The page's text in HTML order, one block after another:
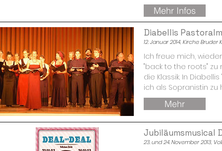
Mehr Infos
Diabellis
12. Januar 2014, Kirche Bruder
Ich freue mich,
"back to the roots"
die Klassik. In
ich als Sopranistin zu
Mehr
Jubiläumsmusical
23. und 24. November 2013,